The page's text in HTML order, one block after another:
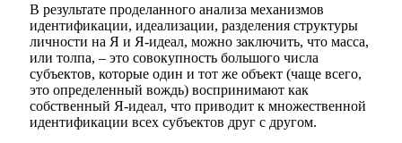
В результате проделанного анализа механизмов
идентификации, идеализации, разделения структуры
личности на Я и Я-идеал, можно заключить, что масса,
или толпа, – это совокупность большого числа
субъектов, которые один и тот же объект (чаще всего,
это определенный вождь) воспринимают как
собственный Я-идеал, что приводит к множественной
идентификации всех субъектов друг с другом.